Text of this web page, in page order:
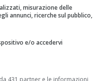
e Zaun, estremamente
le due si
anche la vita
misurazione delle
annunci, ricerche sul pubblico,
e/o accedervi
431 partner e le informazioni